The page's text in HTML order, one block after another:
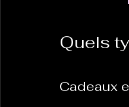
Quels
Cadeaux